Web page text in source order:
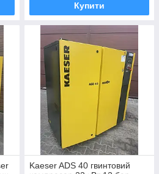
Купити
Kaeser ADS 40 гвинтовий